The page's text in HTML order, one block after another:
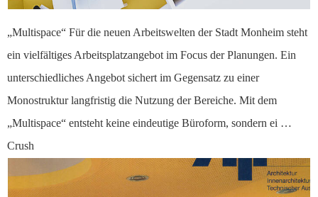
„Multispace“ Für die neuen Arbeitswelten der Stadt Monheim steht
ein vielfältiges Arbeitsplatzangebot im Focus der Planungen. Ein
unterschiedliches Angebot sichert im Gegensatz zu einer
Monostruktur langfristig die Nutzung der Bereiche. Mit dem
„Multispace“ entsteht keine eindeutige Büroform, sondern ei …
Crush